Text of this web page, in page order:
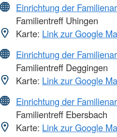
Einrichtung der
Familientreff Uhingen
Karte: Link zur Google
Einrichtung der
Familientreff Deggingen
Karte: Link zur Google
Einrichtung der
Familientreff Ebersbach
Karte: Link zur Google